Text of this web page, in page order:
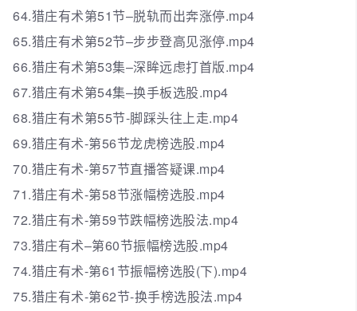
64.猎庄有术第51节–脱轨而出奔涨停.mp4
65.猎庄有术第52节–步步登高见涨停.mp4
66.猎庄有术第53集–深眸远虑打首版.mp4
67.猎庄有术第54集–换手板选股.mp4
68.猎庄有术第55节-脚踩头往上走.mp4
69.猎庄有术-第56节龙虎榜选股.mp4
70.猎庄有术-第57节直播答疑课.mp4
71.猎庄有术-第58节涨幅榜选股.mp4
72.猎庄有术-第59节跌幅榜选股法.mp4
73.猎庄有术–第60节振幅榜选股.mp4
74.猎庄有术-第61节振幅榜选股(下).mp4
75.猎庄有术-第62节-换手榜选股法.mp4